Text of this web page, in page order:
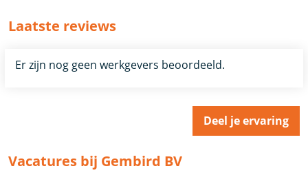
Laatste reviews
Er zijn nog geen werkgevers beoordeeld.
Deel je ervaring
Vacatures bij Gembird BV